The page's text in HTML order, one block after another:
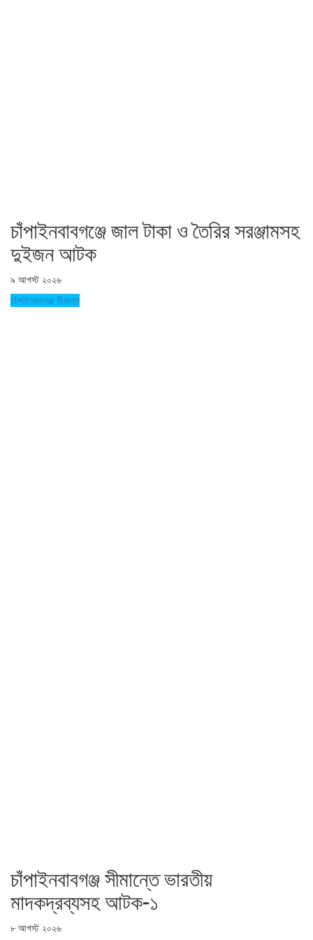
চাঁপাইনবাবগঞ্জে জাল টাকা ও তৈরির সরঞ্জামসহ
দুইজন আটক
৯ আগস্ট ২০২৬
চাঁপাইনবাবগঞ্জ সীমান্ত
চাঁপাইনবাবগঞ্জ সীমান্তে ভারতীয়
মাদকদ্রব্যসহ আটক-১
৮ আগস্ট ২০২৬